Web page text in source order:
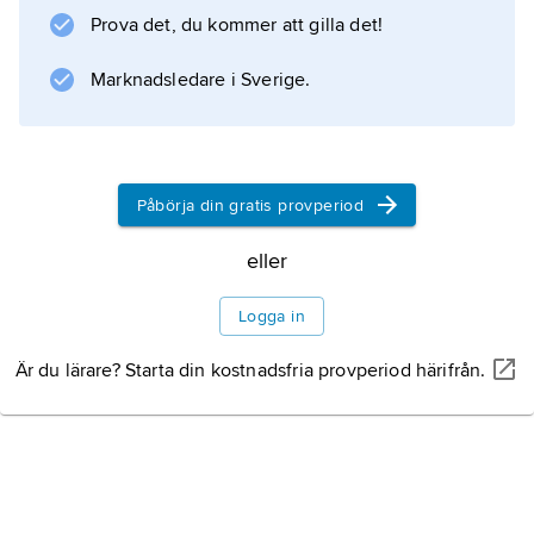
Internationella samarbeten
Prova det, du kommer att gilla det!
Marknadsledare i Sverige.
Påbörja din gratis provperiod
eller
Logga in
Är du lärare? Starta din kostnadsfria provperiod härifrån.